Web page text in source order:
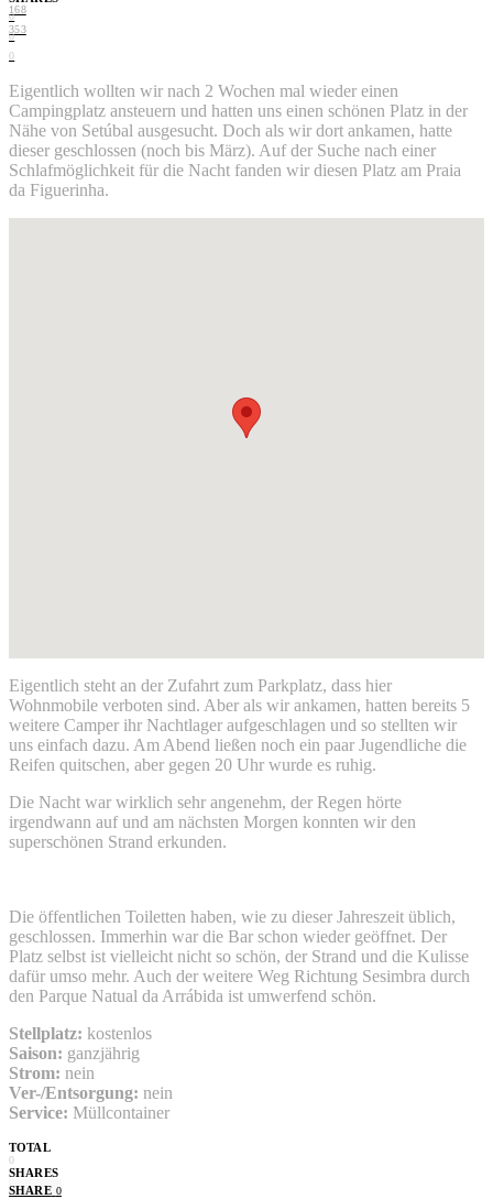
168
353
0
0
0
Eigentlich wollten wir nach 2 Wochen mal wieder einen
Campingplatz ansteuern und hatten uns einen schönen Platz in der
Nähe von Setúbal ausgesucht. Doch als wir dort ankamen, hatte
dieser geschlossen (noch bis März). Auf der Suche nach einer
Schlafmöglichkeit für die Nacht fanden wir diesen Platz am Praia
da Figuerinha.
Eigentlich steht an der Zufahrt zum Parkplatz, dass hier
Wohnmobile verboten sind. Aber als wir ankamen, hatten bereits 5
weitere Camper ihr Nachtlager aufgeschlagen und so stellten wir
uns einfach dazu. Am Abend ließen noch ein paar Jugendliche die
Reifen quitschen, aber gegen 20 Uhr wurde es ruhig.
Die Nacht war wirklich sehr angenehm, der Regen hörte
irgendwann auf und am nächsten Morgen konnten wir den
superschönen Strand erkunden.
Die öffentlichen Toiletten haben, wie zu dieser Jahreszeit üblich,
geschlossen. Immerhin war die Bar schon wieder geöffnet. Der
Platz selbst ist vielleicht nicht so schön, der Strand und die Kulisse
dafür umso mehr. Auch der weitere Weg Richtung Sesimbra durch
den Parque Natual da Arrábida ist umwerfend schön.
Stellplatz: kostenlos
Saison: ganzjährig
Strom: nein
Ver-/Entsorgung: nein
Service: Müllcontainer
TOTAL
0
SHARES
SHARE 0